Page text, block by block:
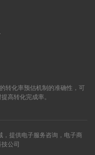
转化率预估机制的准确性，可
高转化完成率。
，提供电子服务咨询，电子商
公司